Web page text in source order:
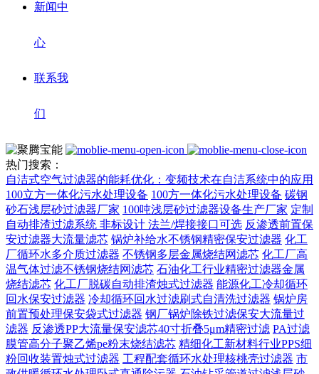
新闻中
心
联系我
们
热门搜索：
自洁式空气过滤器的能耗优化：变频技术在自洁系统中的应用
100立方一体化污水处理设备 100方一体化污水处理设备 碳钢
砂石浅层砂过滤器厂家 100吨浅层砂过滤器设备生产厂家 定制
自动排渣过滤系统 非标设计 法兰/焊接接口可选‌ 反渗透前置保
安过滤器大流量滤芯 锅炉补给水不锈钢精密保安过滤器 化工
厂循环水多介质过滤器 不锈钢多层金属烧结网滤芯 化工厂高
温气体过滤不锈钢烧结网滤芯 石油化工行业精密过滤器金属
烧结滤芯 化工厂脱碳自动排渣烛式过滤器 能源化工冷却循环
回水保安过滤器 冷却循环回水过滤刷式自清洗过滤器 锅炉房
前置预处理保安袋式过滤器 钢厂锅炉除铁过滤保安大流量过
滤器 反渗透PP大流量保安滤芯40寸折叠5μm精密过滤 PA过滤
膜管高分子聚乙烯pe粉末烧结滤芯 精细化工新材料行业PPS细
粉回收装置烛式过滤器 工程配套循环水处理核桃壳过滤器 市